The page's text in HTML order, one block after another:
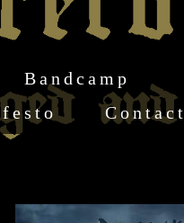
Bandcamp
Contact